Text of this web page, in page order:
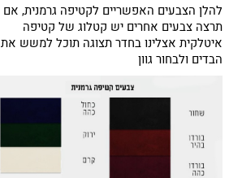
פרט
על
מה
להלן הצבעים האפשריים לקטיפה גרמנית, אם
תרצה צבעים אחרים יש קטלוג של קטיפה
איטלקית אצלינו בחדר תצוגה תוכל למשש את
הבדים ולבחור גוון